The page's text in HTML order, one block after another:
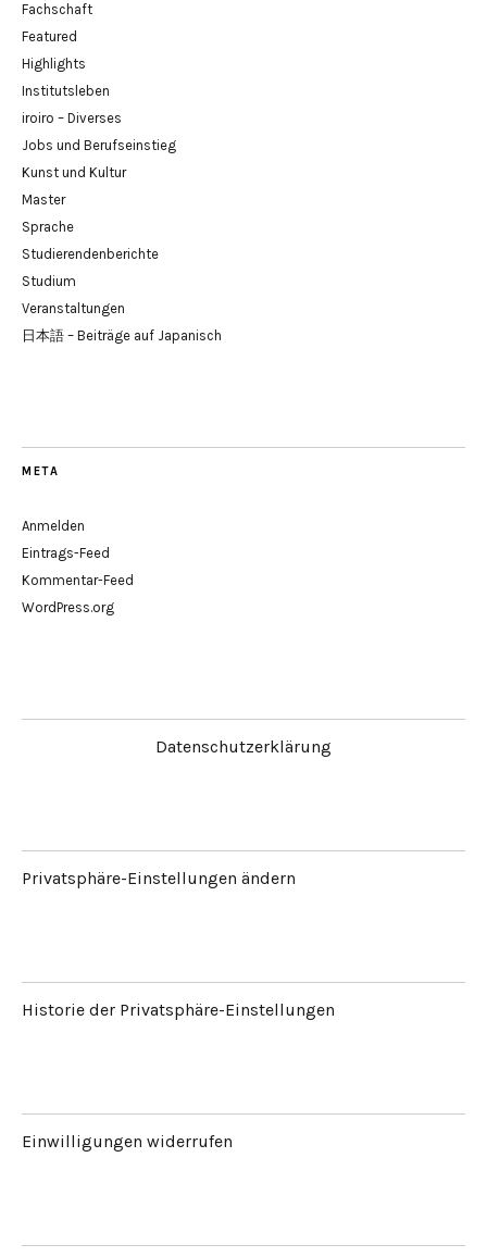
Fachschaft
Featured
Highlights
Institutsleben
iroiro – Diverses
Jobs und Berufseinstieg
Kunst und Kultur
Master
Sprache
Studierendenberichte
Studium
Veranstaltungen
日本語 – Beiträge auf Japanisch
META
Anmelden
Eintrags-Feed
Kommentar-Feed
WordPress.org
Datenschutzerklärung
Privatsphäre-Einstellungen ändern
Historie der Privatsphäre-Einstellungen
Einwilligungen widerrufen